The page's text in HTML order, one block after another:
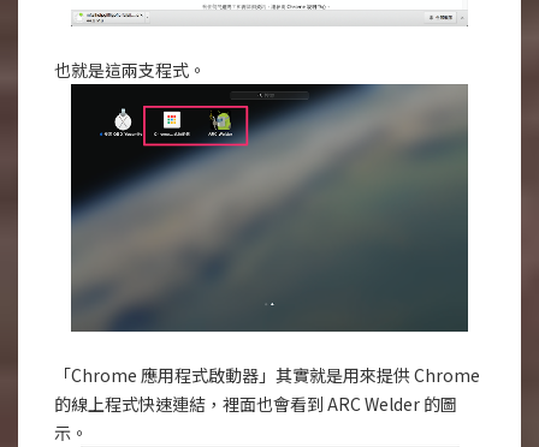
也就是這兩支程式。
「Chrome 應用程式啟動器」其實就是用來提供 Chrome
的線上程式快速連結，裡面也會看到 ARC Welder 的圖
示。